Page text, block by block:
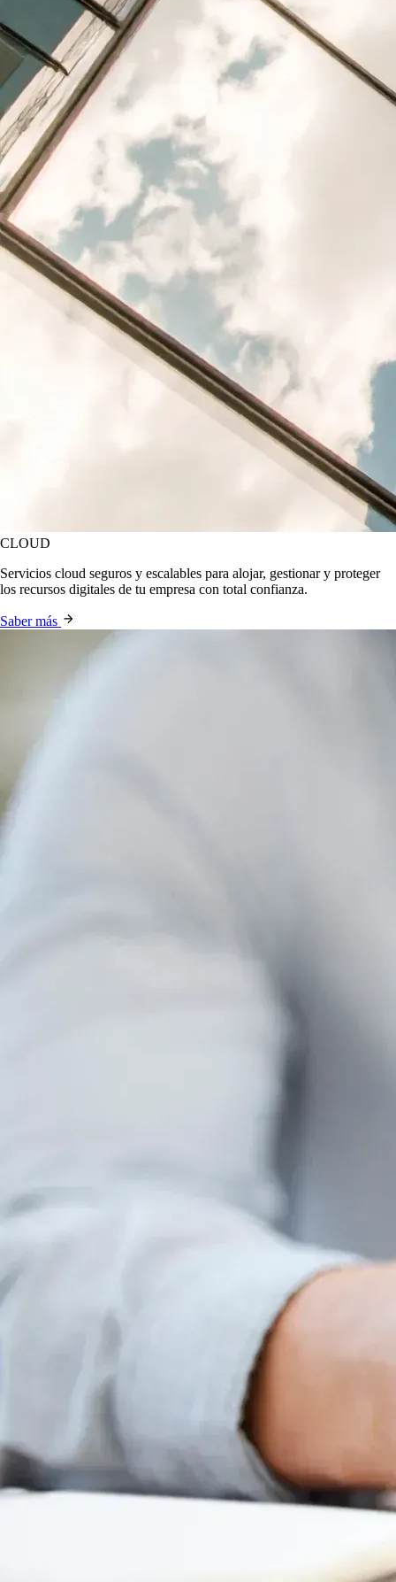
CLOUD
Servicios cloud seguros y escalables para alojar, gestionar y proteger
los recursos digitales de tu empresa con total confianza.
Saber más